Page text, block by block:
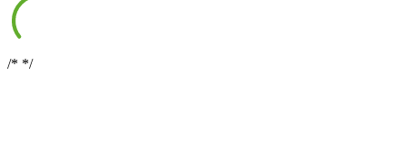
/* */